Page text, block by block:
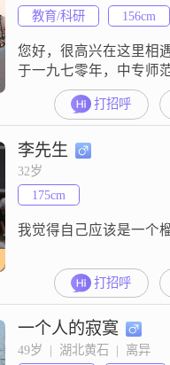
到什么困难，都能以平
面对。我非常重视家庭
是生活中最重要的部分
找到
教育/科研
156cm
您好，很高兴在这里相
于一九七零年，中专师
高学历本科。我在教育
年，从一线教师走到机
位，一直认真负责，踏
性格温和沉稳，也有开
面。平时既能静心在家
弹弹古筝、吹吹葫芦丝
淀自己；也能放飞心情
走路跑步爬山一起吃饭
打招呼
李先生
32岁
175cm
我觉得自己应该是一个
打招呼
一个人的寂寞
49岁  |  湖北黄石  |  离异